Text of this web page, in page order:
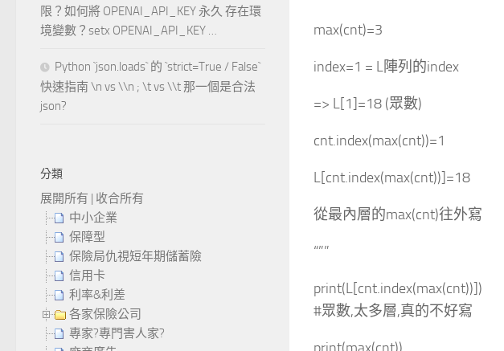
max(cnt)=3
index=1 = L陣列的index
=> L[1]=18 (眾數)
cnt.index(max(cnt))=1
L[cnt.index(max(cnt))]=18
從最內層的max(cnt)往外寫
“””
print(L[cnt.index(max(cnt))])
#眾數,太多層,真的不好寫
限？如何將 OPENAI_API_KEY 永久 存在環
境變數？setx OPENAI_API_KEY …
Python `json.loads` 的 `strict=True / False`
快速指南 \n vs \\n ; \t vs \\t 那一個是合法
json?
分類
展開所有 | 收合所有
中小企業
保障型
保險局仇視短年期儲蓄險
信用卡
利率&利差
各家保險公司
專家?專門害人家?